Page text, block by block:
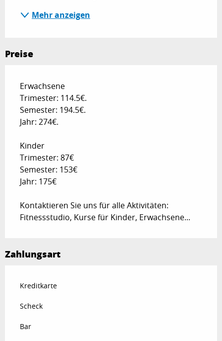
Mehr anzeigen
Preise
Erwachsene
Trimester: 114.5€.
Semester: 194.5€.
Jahr: 274€.
Kinder
Trimester: 87€
Semester: 153€
Jahr: 175€
Kontaktieren Sie uns für alle Aktivitäten:
Fitnessstudio, Kurse für Kinder, Erwachsene...
Zahlungsart
Kreditkarte
Scheck
Bar